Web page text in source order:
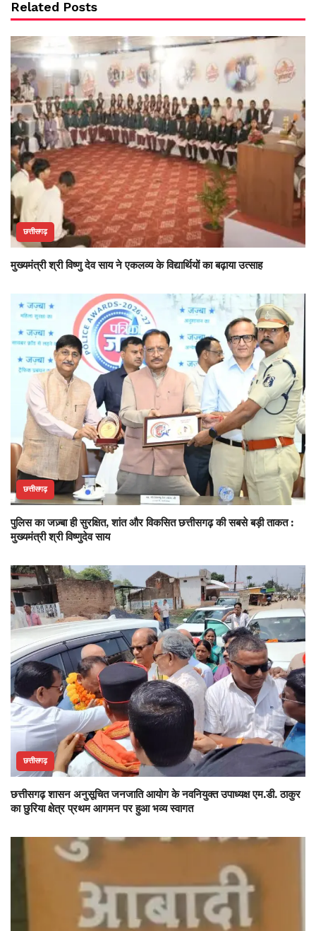
Related Posts
छत्तीसगढ़
मुख्यमंत्री श्री विष्णु देव साय ने एकलव्य के विद्यार्थियों का बढ़ाया उत्साह
छत्तीसगढ़
पुलिस का जज़्बा ही सुरक्षित, शांत और विकसित छत्तीसगढ़ की सबसे बड़ी ताकत :
मुख्यमंत्री श्री विष्णुदेव साय
छत्तीसगढ़
छत्तीसगढ़ शासन अनुसूचित जनजाति आयोग के नवनियुक्त उपाध्यक्ष एम.डी. ठाकुर
का छुरिया क्षेत्र प्रथम आगमन पर हुआ भव्य स्वागत